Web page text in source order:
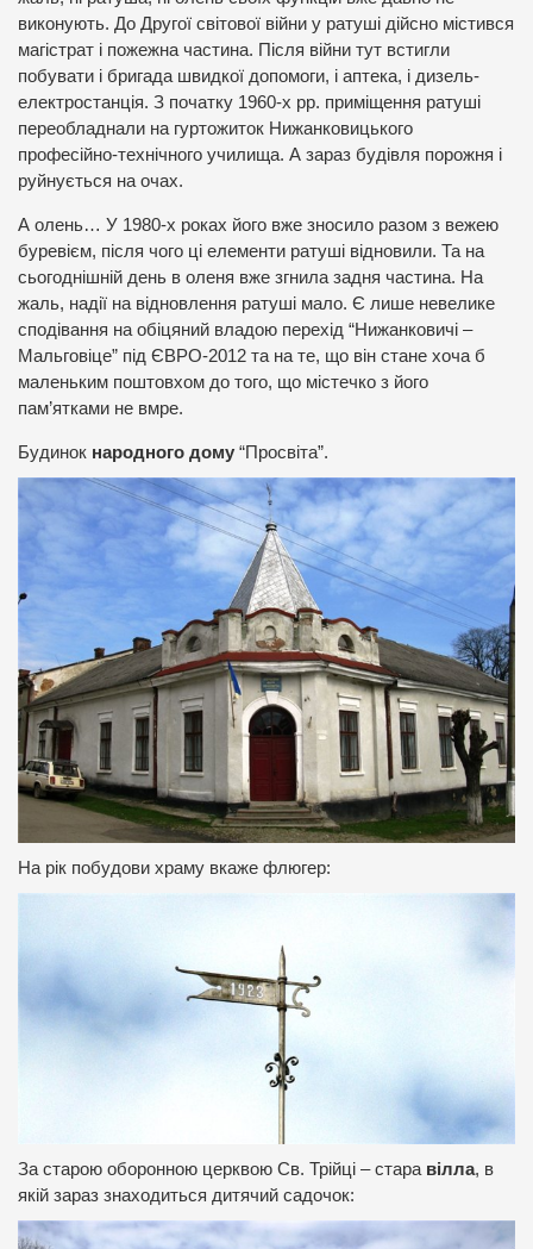
виконують. До Другої світової війни у ратуші дійсно містився
магістрат і пожежна частина. Після війни тут встигли
побувати і бригада швидкої допомоги, і аптека, і дизель-
електростанція. З початку 1960-х рр. приміщення ратуші
переобладнали на гуртожиток Нижанковицького
професійно-технічного училища. А зараз будівля порожня і
руйнується на очах.
А олень… У 1980-х роках його вже зносило разом з вежею
буревієм, після чого ці елементи ратуші відновили. Та на
сьогоднішній день в оленя вже згнила задня частина. На
жаль, надії на відновлення ратуші мало. Є лише невелике
сподівання на обіцяний владою перехід “Нижанковичі –
Мальговіце” під ЄВРО-2012 та на те, що він стане хоча б
маленьким поштовхом до того, що містечко з його
пам’ятками не вмре.
Будинок народного дому “Просвіта”.
На рік побудови храму вкаже флюгер:
За старою оборонною церквою Св. Трійці – стара вілла, в
якій зараз знаходиться дитячий садочок: